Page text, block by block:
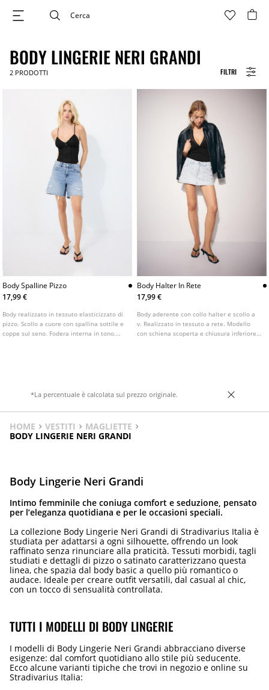
FILTRI
BODY LINGERIE NERI GRANDI
2 PRODOTTI
Body Spalline Pizzo
17,99 €
Body realizzato in tessuto elasticizzato di
pizzo. Scollo a cuore con spallina sottile e
coppe sul seno. Fodera interna in tono.
Body Halter In Rete
17,99 €
Body aderente con collo halter e scollo a
v. Realizzato in tessuto a rete. Modello
con schiena scoperta e chiusura inferiore
*La percentuale è calcolata sul prezzo originale.
HOME VESTITI
MAGLIETTE
BODY LINGERIE NERI GRANDI
Body Lingerie Neri Grandi
Intimo femminile che coniuga comfort e seduzione, pensato
per l’eleganza quotidiana e per le occasioni speciali.
La collezione Body Lingerie Neri Grandi di Stradivarius Italia è
studiata per adattarsi a ogni silhouette, offrendo un look
raffinato senza rinunciare alla praticità. Tessuti morbidi, tagli
studiati e dettagli di pizzo o satinato caratterizzano questa
linea, che spazia dal body basic a quello più romantico o
audace. Ideale per creare outfit versatili, dal casual al chic,
con un tocco di sensualità controllata.
TUTTI I MODELLI DI BODY LINGERIE
I modelli di Body Lingerie Neri Grandi abbracciano diverse
esigenze: dal comfort quotidiano allo stile più seducente.
Ecco alcune varianti tipiche che trovi in negozio e online su
Stradivarius Italia: